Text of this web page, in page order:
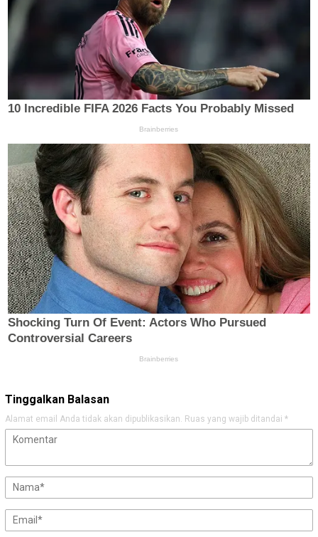
Tinggalkan Balasan
Alamat email Anda tidak akan dipublikasikan. Ruas yang wajib ditandai *